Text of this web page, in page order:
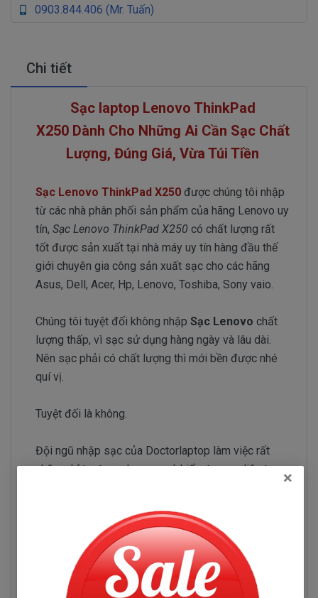
0903.844.406 (Mr. Tuấn)
Chi tiết
Sạc laptop Lenovo ThinkPad
X250 Dành Cho Những Ai Cần Sạc Chất
Lượng, Đúng Giá, Vừa Túi Tiền
Sạc Lenovo ThinkPad X250 được chúng tôi nhập
từ các nhà phân phối sản phẩm của hãng Lenovo uy
tín, Sạc Lenovo ThinkPad X250 có chất lượng rất
tốt được sản xuất tại nhà máy uy tín hàng đầu thế
giới chuyên gia công sản xuất sạc cho các hãng
Asus, Dell, Acer, Hp, Lenovo, Toshiba, Sony vaio.
Chúng tôi tuyệt đối không nhập Sạc Lenovo chất
lượng thấp, vì sạc sử dụng hàng ngày và lâu dài.
Nên sạc phải có chất lượng thì mới bền được nhé
quí vị.
Tuyệt đối là không.
Đội ngũ nhập sạc của Doctorlaptop làm việc rất
chăm chỉ test sạc Lenovo và kiểm tra sạc liên tục
Sạc Lenovo ThinkPad X250
Những hư hỏng thường gặp
×